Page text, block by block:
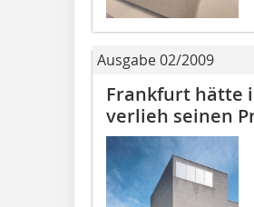
Ausgabe 02/2009
Frankfurt hätte
verlieh seinen